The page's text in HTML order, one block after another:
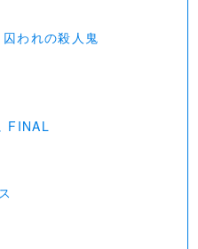
われの殺人鬼
FINAL